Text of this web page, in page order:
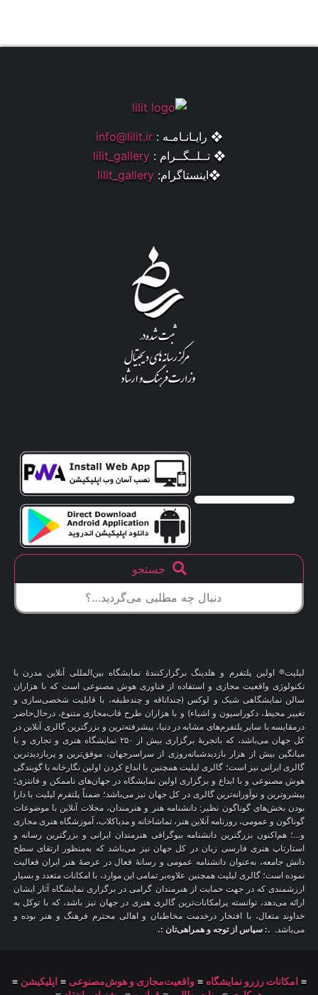
❖ رایـانـامـه : info@lilit.ir
❖ تــلــگــرام : lilit_gallery
❖اینستاگرام: lilit_gallery
جستجو
لیلیت® اولین پلتفرم و هلدینگ برگزارکنندهٔ نمایشگاه بین‌المللی آنلاین مدرن با
تکنولوژی واقعیت مجازی و استفاده از فناوری هوش مصنوعی است که با هزاران
سالن نمایشگاهی شیک و لوکس (چنداتاقه و چندطبقه، با قابلیت شخصی‌سازی و
تغییر محیط، دکوراسیون و اشیاء) و با هزاران طرح قاب‌مجازی متنوع، درحال‌حاضر
درمقایسه با سایر پلتفرم‌های مشابه در دنیا، پیشرفته‌ترین و بزرگترین گالری آنلاین در
کل جهان می‌باشد، که باتجربهٔ برگزاری بیش از ۲۵۰ نمایشگاه هنری و تجاری و با
میانگین بیش از هزار بازدیدشبانه‌روزی از سراسرجهان، موفق‌ترین و پربازدیدترین
گالری ایرانی نیز است؛ گالری لیلیت همچنین با ابداع کردن اولین نگارخانه با گویندگی
هوش مصنوعی و با ابداع و برگزاری اولین نمایشگاه در جهان‌های ناممکن و فانتزی؛
پیشروترین و نوآورانه‌ترین گالری در کل جهان نیز می‌باشد؛ ضمناً پلتفرم لیلیت با دارا
بودن بخش‌های گوناگون نظیر: دانشنامه هنر و هنرمندان، مجلات آنلاین با موضوعات
گوناگون و عمومی، روزنامه آنلاین هنر، تماشاخانه و مدیاکلاب، آموزشگاه هنری مجازی
و…؛ هم‌اکنون بزرگترین دانشنامه بیوگرافی هنرمندان ایرانی و بزرگترین رسانه و
استارتاپ هنری فارسی زبان در کل جهان نیز می‌باشد که به‌منظور ارتقای سطح
دانش جامعه، به‌عنوان دانشنامه عمومی و رسانهٔ فعال در عرصهٔ هنر ایران فعالیت
نموده است؛ گالری لیلیت همچنین علاوه‌بر تمامی این موارد، با امکانات متعدد و بسیار
ارزشمندی که در جهت حمایت از هنرمندان گرامی در برگزاری نمایشگاه آثار ایشان
ارائه می‌دهد، توانسته پرامکانات‌ترین گالری هنری در جهان نیز باشد، که با توکل به
خداوند متعال، با افتخار درخدمت مخاطبان و اهالی محترم فرهنگ و هنر بوده و
می‌باشد. .: سپاس از توجه و همراهی‌تان :.
≡ امکانات رزرو نمایشگاه ≡واقعیت‌مجازی و هوش‌مصنوعی ≡ اپلیکیشن ≡